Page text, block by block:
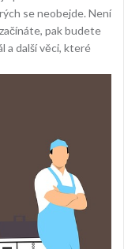
se neobejde. Není
pak budete
a další věci, které